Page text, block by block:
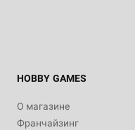
HOBBY GAMES
О магазине
Франчайзинг